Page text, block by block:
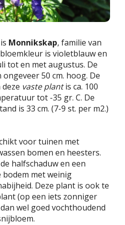
Monnikskap, familie van
is violetblauw en
tot en met augustus. De
50 cm. hoog. De
vaste plantis ca. 100
tot -35 gr. C. De
is 33 cm. (7-9 st. per m2.)
voor tuinen met
bomen en heesters.
halfschaduw en een
met weinig
Deze plant is ook te
(op een iets zonniger
wel goed vochthoudend